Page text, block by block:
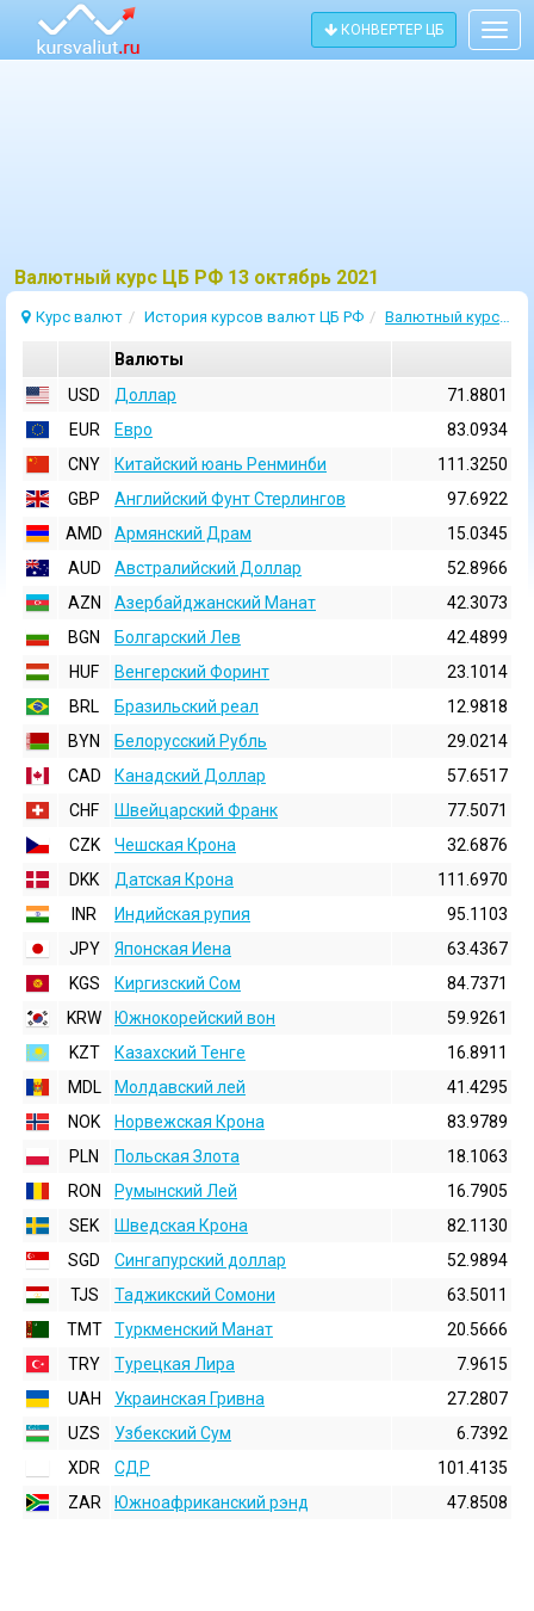
КОНВЕРТЕР ЦБ
Bалютный курс ЦБ РФ 13 октябрь 2021
Курс валют История курсов валют ЦБ РФ Валютный курс 13 Октябрь 2021
Валюты
USD
Доллар
71.8801
EUR
Евро
83.0934
CNY
Китайский юань Ренминби
111.3250
GBP
Английский Фунт Стерлингов
97.6922
AMD
Армянский Драм
15.0345
AUD
Австралийский Доллар
52.8966
AZN
Азербайджанский Манат
42.3073
BGN
Болгарский Лев
42.4899
HUF
Венгерский Форинт
23.1014
BRL
Бразильский реал
12.9818
BYN
Белорусский Рубль
29.0214
CAD
Канадский Доллар
57.6517
CHF
Швейцарский Франк
77.5071
CZK
Чешская Крона
32.6876
DKK
Датская Крона
111.6970
INR
Индийская pупия
95.1103
JPY
Японская Иена
63.4367
KGS
Киргизский Сом
84.7371
KRW
Южнокорейский вон
59.9261
KZT
Казахский Тенге
16.8911
MDL
Молдавский лей
41.4295
NOK
Норвежская Крона
83.9789
PLN
Польская Злота
18.1063
RON
Румынский Лей
16.7905
SEK
Шведская Крона
82.1130
SGD
Сингапурский доллар
52.9894
TJS
Таджикский Сомони
63.5011
TMT
Туркменский Манат
20.5666
TRY
Турецкая Лира
7.9615
UAH
Украинская Гривна
27.2807
UZS
Узбекский Сум
6.7392
XDR
СДР
101.4135
ZAR
Южноафриканский рэнд 47.8508